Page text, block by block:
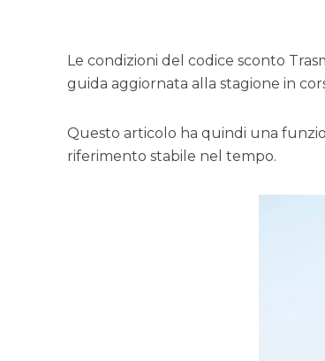
Le condizioni del codice sconto
guida aggiornata alla stagione in
Questo articolo ha quindi una
riferimento stabile nel tempo.